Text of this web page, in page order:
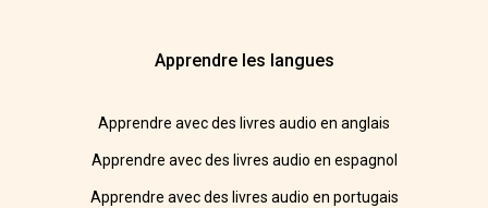
Apprendre les langues
Apprendre avec des livres audio en anglais
Apprendre avec des livres audio en espagnol
Apprendre avec des livres audio en portugais